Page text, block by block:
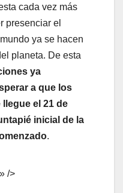
cada vez más
presenciar el
ya se hacen
planeta. De esta
ya
a que los
el 21 de
inicial de la
.
/>